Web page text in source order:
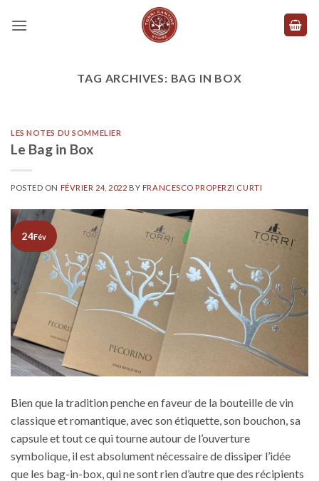
TAG ARCHIVES: BAG IN BOX
LES NOTES DU SOMMELIER
Le Bag in Box
POSTED ON FÉVRIER 24, 2022 BY FRANCESCO PROPERZI CURTI
24Fév
Bien que la tradition penche en faveur de la bouteille de vin
classique et romantique, avec son étiquette, son bouchon, sa
capsule et tout ce qui tourne autour de l’ouverture
symbolique, il est absolument nécessaire de dissiper l’idée
que les bag-in-box, qui ne sont rien d’autre que des récipients